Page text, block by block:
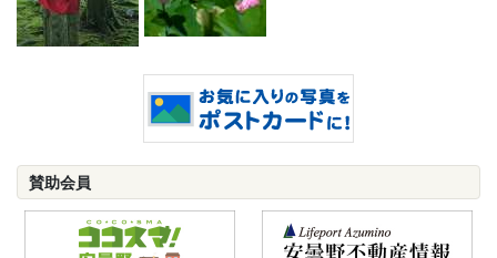
賛助会員